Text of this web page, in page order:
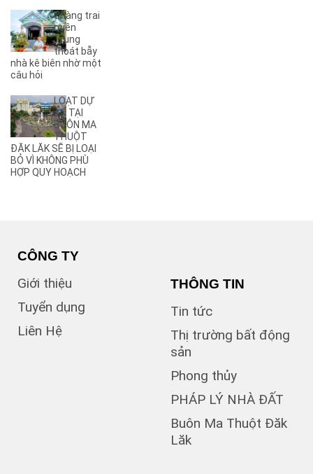
A8(3)
A9(2)
Ama Jhao(27)
Ama Khê (44)
Ama Pui
Ami Đoan(2)
An Dương Vương (8)
Ân Phú(2)
Âu Cơ(3)
B(2)
B5(6)
Bà Triệu(1)
Bạch Đằng (1)
Bùi Hữu Nghĩa (1)
Bùi Huy Bích(3)
Chàng trai
miền
Trung
thoát bẫy
nhà kê biên nhờ một
câu hỏi
LOẠT DỰ
ÁN TẠI
BUÔN MA
THUỘT
ĐĂK LĂK SẼ BỊ LOẠI
BỎ VÌ KHÔNG PHÙ
HỢP QUY HOẠCH
CÔNG TY
Giới thiệu
Tuyển dụng
Liên Hệ
THÔNG TIN
Tin tức
Thị trường bất động
sản
Phong thủy
PHÁP LÝ NHÀ ĐẤT
Buôn Ma Thuột Đăk
Lăk